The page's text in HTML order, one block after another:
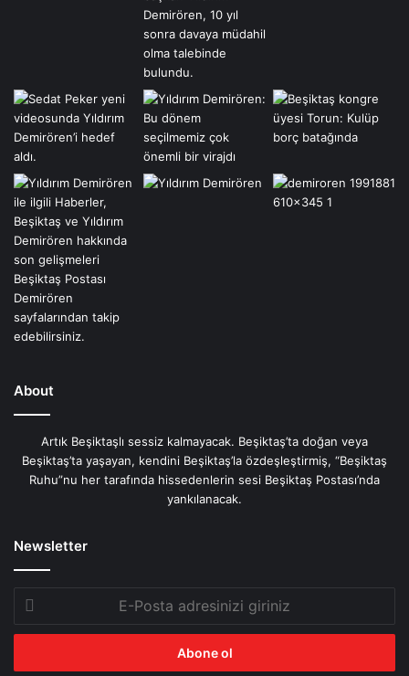
About
Artık Beşiktaşlı sessiz kalmayacak. Beşiktaş’ta doğan veya
Beşiktaş’ta yaşayan, kendini Beşiktaş’la özdeşleştirmiş, “Beşiktaş
Ruhu”nu her tarafında hissedenlerin sesi Beşiktaş Postası’nda
yankılanacak.
Newsletter
Posta
adresinizi